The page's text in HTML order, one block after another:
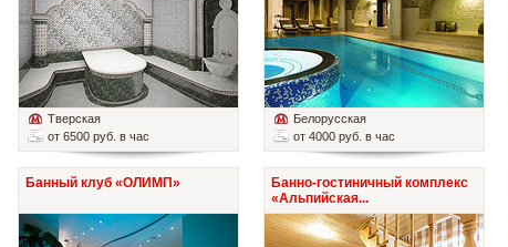
Тверская
от 6500 руб. в час
Белорусская
от 4000 руб. в час
Банный клуб «ОЛИМП»
Банно-гостиничный комплекс
«Альпийская...